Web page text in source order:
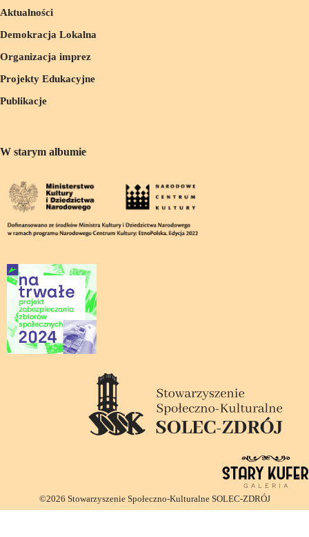
Aktualności
Demokracja Lokalna
Organizacja imprez
Projekty Edukacyjne
Publikacje
W starym albumie
©2026 Stowarzyszenie Społeczno-Kulturalne SOLEC-ZDRÓJ